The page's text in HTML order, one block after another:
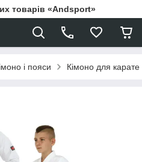
товарів «Andsport»
і пояси Кімоно для